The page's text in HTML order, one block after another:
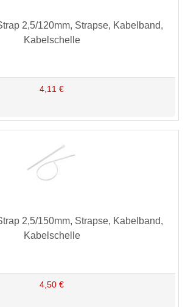
2,5/120mm, Strapse, Kabelband,
Kabelschelle
4,11 €
2,5/150mm, Strapse, Kabelband,
Kabelschelle
4,50 €